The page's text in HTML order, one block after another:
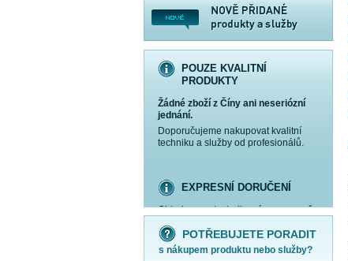
POUZE KVALITNÍ
PRODUKTY
Žádné zboží z Číny ani neseriózní
jednání.
Doporučujeme nakupovat kvalitní
techniku a služby od profesionálů.
více informací »
EXPRESNÍ DORUČENÍ
Objednanou techniku vám expresně
Praha - DNES
ČR - ZÍTRA DO 17 HODIN
více informací »
více informací »
více informací »
POTŘEBUJETE PORADIT
s nákupem produktu nebo služby?